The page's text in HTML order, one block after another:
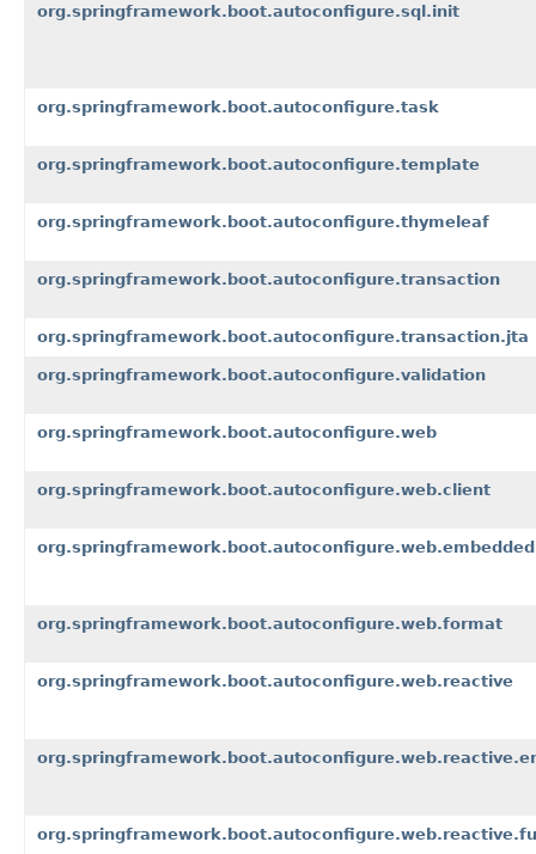
org.springframework.boot.autoconfigure.sql.init
org.springframework.boot.autoconfigure.task
org.springframework.boot.autoconfigure.template
org.springframework.boot.autoconfigure.thymeleaf
org.springframework.boot.autoconfigure.transaction
org.springframework.boot.autoconfigure.transaction.jta
org.springframework.boot.autoconfigure.validation
org.springframework.boot.autoconfigure.web
org.springframework.boot.autoconfigure.web.client
org.springframework.boot.autoconfigure.web.embedded
org.springframework.boot.autoconfigure.web.format
org.springframework.boot.autoconfigure.web.reactive